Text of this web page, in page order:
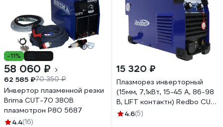
-11%
58 060 ₽
62 585 ₽70 350 ₽
Инвертор плазменной резки
Brima CUT-70 380В
плазмотрон P80 5687
4.4(16)
15 320 ₽
Плазморез инверторный
(15мм, 7,1кВт, 15-45 А, 86-98
В, LIFT контактн) Redbo CUT-
45 28511
4.6(5)